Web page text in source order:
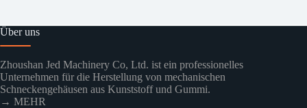
Über uns
Zhoushan Jed Machinery Co, Ltd. ist ein professionelles
Unternehmen für die Herstellung von mechanischen
Schneckengehäusen aus Kunststoff und Gummi.
→ MEHR